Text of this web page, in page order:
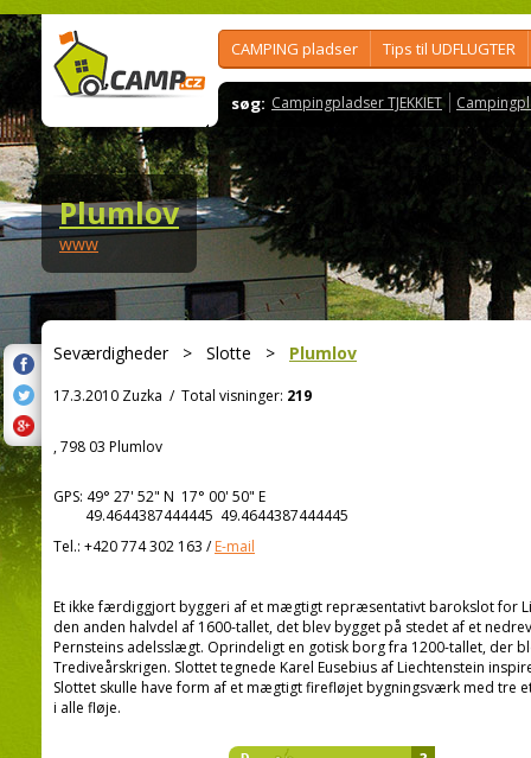
CAMPING pladser Tips til UDFLUGTER
søg: Campingpladser TJEKKIET
Plumlov
www
Seværdigheder> Slotte > Plumlov
17.3.2010 Zuzka / Total visninger: 219
, 798 03 Plumlov
GPS: 49° 27' 52" N 17° 00' 50" E
49.4644387444445 49.4644387444445
Tel.: +420 774 302 163 /E-mail
Et ikke færdiggjort byggeri af et mægtigt repræsentativt barokslot for
den anden halvdel af 1600-tallet, det blev bygget på stedet af et
Pernsteins adelsslægt. Oprindeligt en gotisk borg fra 1200-tallet, der
Trediveårskrigen. Slottet tegnede Karel Eusebius af Liechtenstein
Slottet skulle have form af et mægtigt firefløjet bygningsværk med tre
i alle fløje.